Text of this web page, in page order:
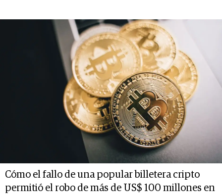
Cómo el fallo de una popular billetera cripto
permitió el robo de más de US$ 100 millones en